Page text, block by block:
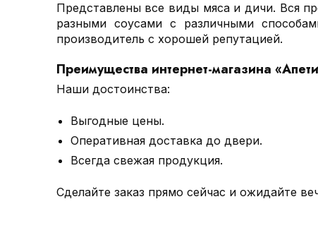
Представлены все виды мяса и дичи. Вся
разными соусами с различными
производитель с хорошей репутацией.
Преимущества интернет-магазина
Наши достоинства:
Выгодные цены.
Оперативная доставка до двери.
Всегда свежая продукция.
Сделайте заказ прямо сейчас и ожидайте